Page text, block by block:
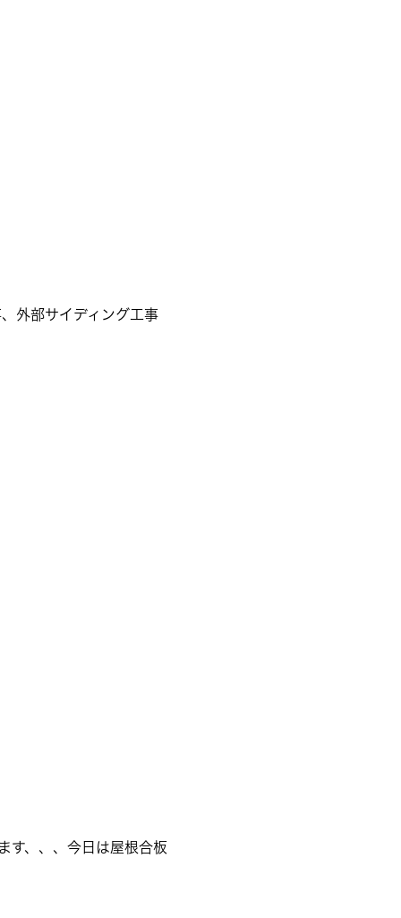
外部サイディング工事
す、、、今日は屋根合板